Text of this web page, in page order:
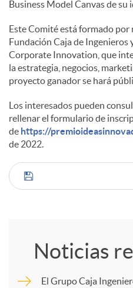
Business Model Canvas de su
Este Comité está formado
Fundación Caja de Ingenieros
Corporate Innovation, que
la estrategia, negocios,
proyecto ganador se hará
Los interesados pueden
rellenar el formulario de
de https://
de 2022.
C
m
Noticias
El Grupo Caja